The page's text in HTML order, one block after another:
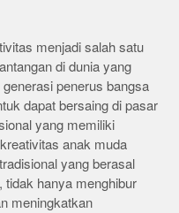
menjadi salah satu
di dunia yang
penerus bangsa
dapat bersaing di pasar
yang memiliki
anak muda
yang berasal
tidak hanya menghibur
meningkatkan